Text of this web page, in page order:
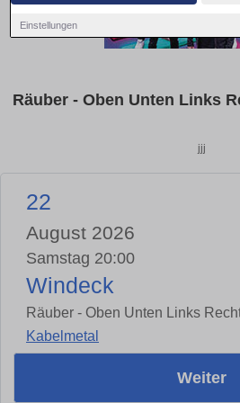
Einstellungen
Räuber - Oben Unten Links
jjj
22
August 2026
Samstag 20:00
Windeck
Räuber - Oben Unten Links
Kabelmetal
Weiter